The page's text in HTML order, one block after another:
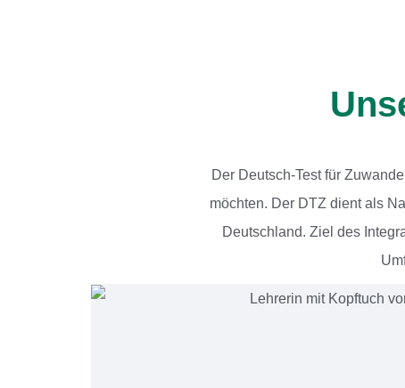
Der Deutsch-Test für
möchten. Der DTZ dient als
Deutschland. Ziel des